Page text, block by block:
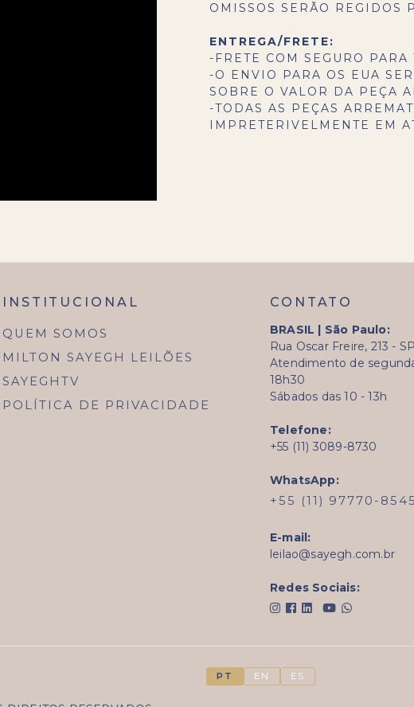
OMISSOS SERÃO REGIDOS
ENTREGA/FRETE:
-FRETE COM SEGURO
-O ENVIO PARA OS EUA
SOBRE O VALOR DA PEÇA
-TODAS AS PEÇAS
IMPRETERIVELMENTE EM
INSTITUCIONAL
QUEM SOMOS
MILTON SAYEGH LEILÕES
SAYEGHTV
POLÍTICA DE PRIVACIDADE
CONTATO
BRASIL | São Paulo:
Rua Oscar Freire, 213 - SP
Atendimento de
18h30
Sábados das 10 - 13h
Telefone:
+55 (11) 3089-8730
WhatsApp:
+55 (11) 97770-8545
E-mail:
leilao@sayegh.com.br
Redes Sociais:
PT EN ES